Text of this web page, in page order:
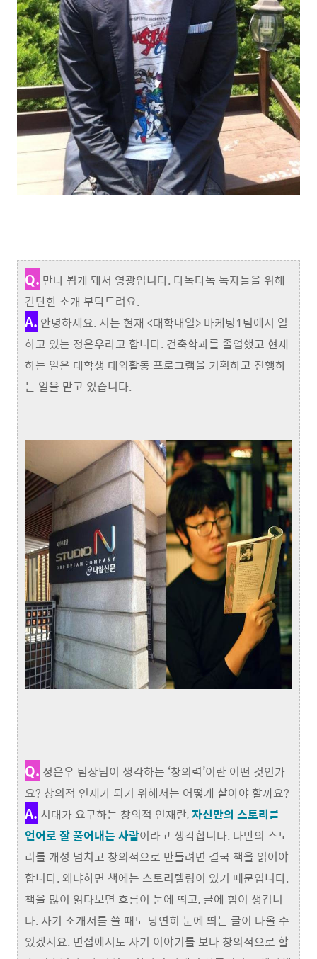
Q. 만나 뵙게 돼서 영광입니다. 다독다독 독자들을 위해
간단한 소개 부탁드려요.
A. 안녕하세요. 저는 현재 <대학내일> 마케팅1팀에서 일
하고 있는 정은우라고 합니다. 건축학과를 졸업했고 현재
하는 일은 대학생 대외활동 프로그램을 기획하고 진행하
는 일을 맡고 있습니다.
Q. 정은우 팀장님이 생각하는 ‘창의력’이란 어떤 것인가
요? 창의적 인재가 되기 위해서는 어떻게 살아야 할까요?
A. 시대가 요구하는 창의적 인재란,자신만의 스토리를
언어로 잘 풀어내는 사람이라고 생각합니다. 나만의 스토
리를 개성 넘치고 창의적으로 만들려면 결국 책을 읽어야
합니다. 왜냐하면 책에는 스토리텔링이 있기 때문입니다.
책을 많이 읽다보면 흐름이 눈에 띄고, 글에 힘이 생깁니
다. 자기 소개서를 쓸 때도 당연히 눈에 띄는 글이 나올 수
있겠지요. 면접에서도 자기 이야기를 보다 창의적으로 할